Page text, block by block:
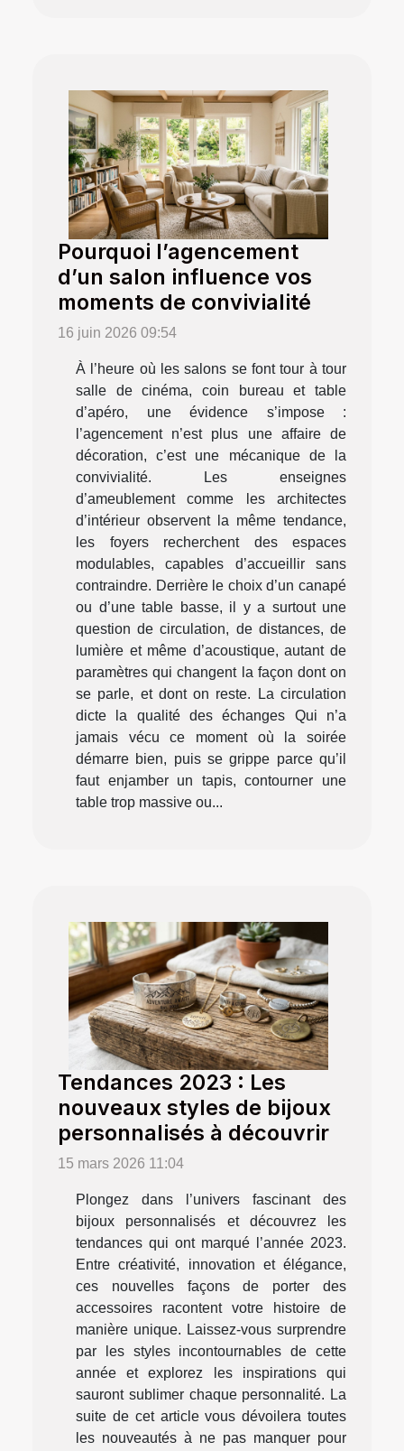
Pourquoi l’agencement
d’un salon influence vos
moments de convivialité
16 juin 2026 09:54
À l’heure où les salons se font tour à tour
salle de cinéma, coin bureau et table
d’apéro, une évidence s’impose :
l’agencement n’est plus une affaire de
décoration, c’est une mécanique de la
convivialité. Les enseignes
d’ameublement comme les architectes
d’intérieur observent la même tendance,
les foyers recherchent des espaces
modulables, capables d’accueillir sans
contraindre. Derrière le choix d’un canapé
ou d’une table basse, il y a surtout une
question de circulation, de distances, de
lumière et même d’acoustique, autant de
paramètres qui changent la façon dont on
se parle, et dont on reste. La circulation
dicte la qualité des échanges Qui n’a
jamais vécu ce moment où la soirée
démarre bien, puis se grippe parce qu’il
faut enjamber un tapis, contourner une
table trop massive ou...
Tendances 2023 : Les
nouveaux styles de bijoux
personnalisés à découvrir
15 mars 2026 11:04
Plongez dans l’univers fascinant des
bijoux personnalisés et découvrez les
tendances qui ont marqué l’année 2023.
Entre créativité, innovation et élégance,
ces nouvelles façons de porter des
accessoires racontent votre histoire de
manière unique. Laissez-vous surprendre
par les styles incontournables de cette
année et explorez les inspirations qui
sauront sublimer chaque personnalité. La
suite de cet article vous dévoilera toutes
les nouveautés à ne pas manquer pour